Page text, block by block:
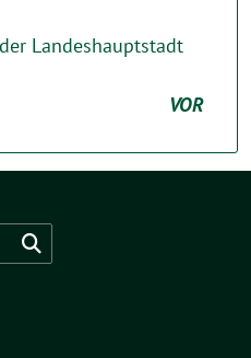
Landeshauptstadt
VOR